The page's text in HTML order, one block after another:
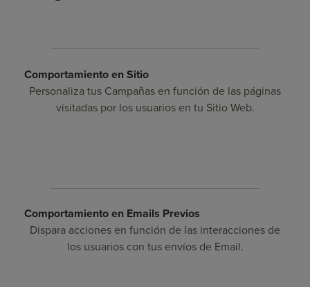
Comportamiento en Sitio
Personaliza tus Campañas en función de las páginas
visitadas por los usuarios en tu Sitio Web.
Comportamiento en Emails Previos
Dispara acciones en función de las interacciones de
los usuarios con tus envíos de Email.